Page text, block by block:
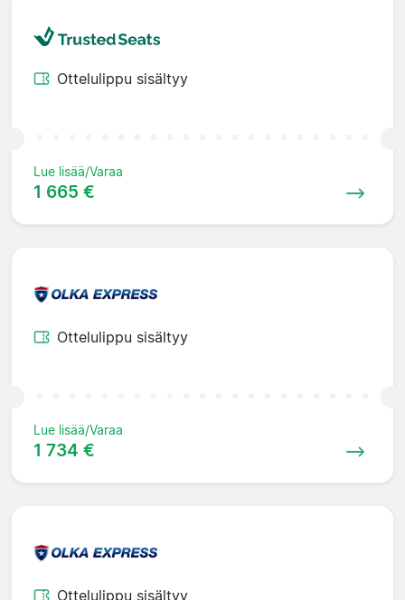
Ottelulippu sisältyy
Lue lisää/Varaa
1 665 €
Ottelulippu sisältyy
Lue lisää/Varaa
1 734 €
Ottelulippu sisältyy